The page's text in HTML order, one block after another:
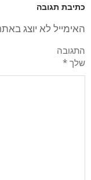
כתיבת תגובה
האימייל לא יוצג
התגובה
שלך *